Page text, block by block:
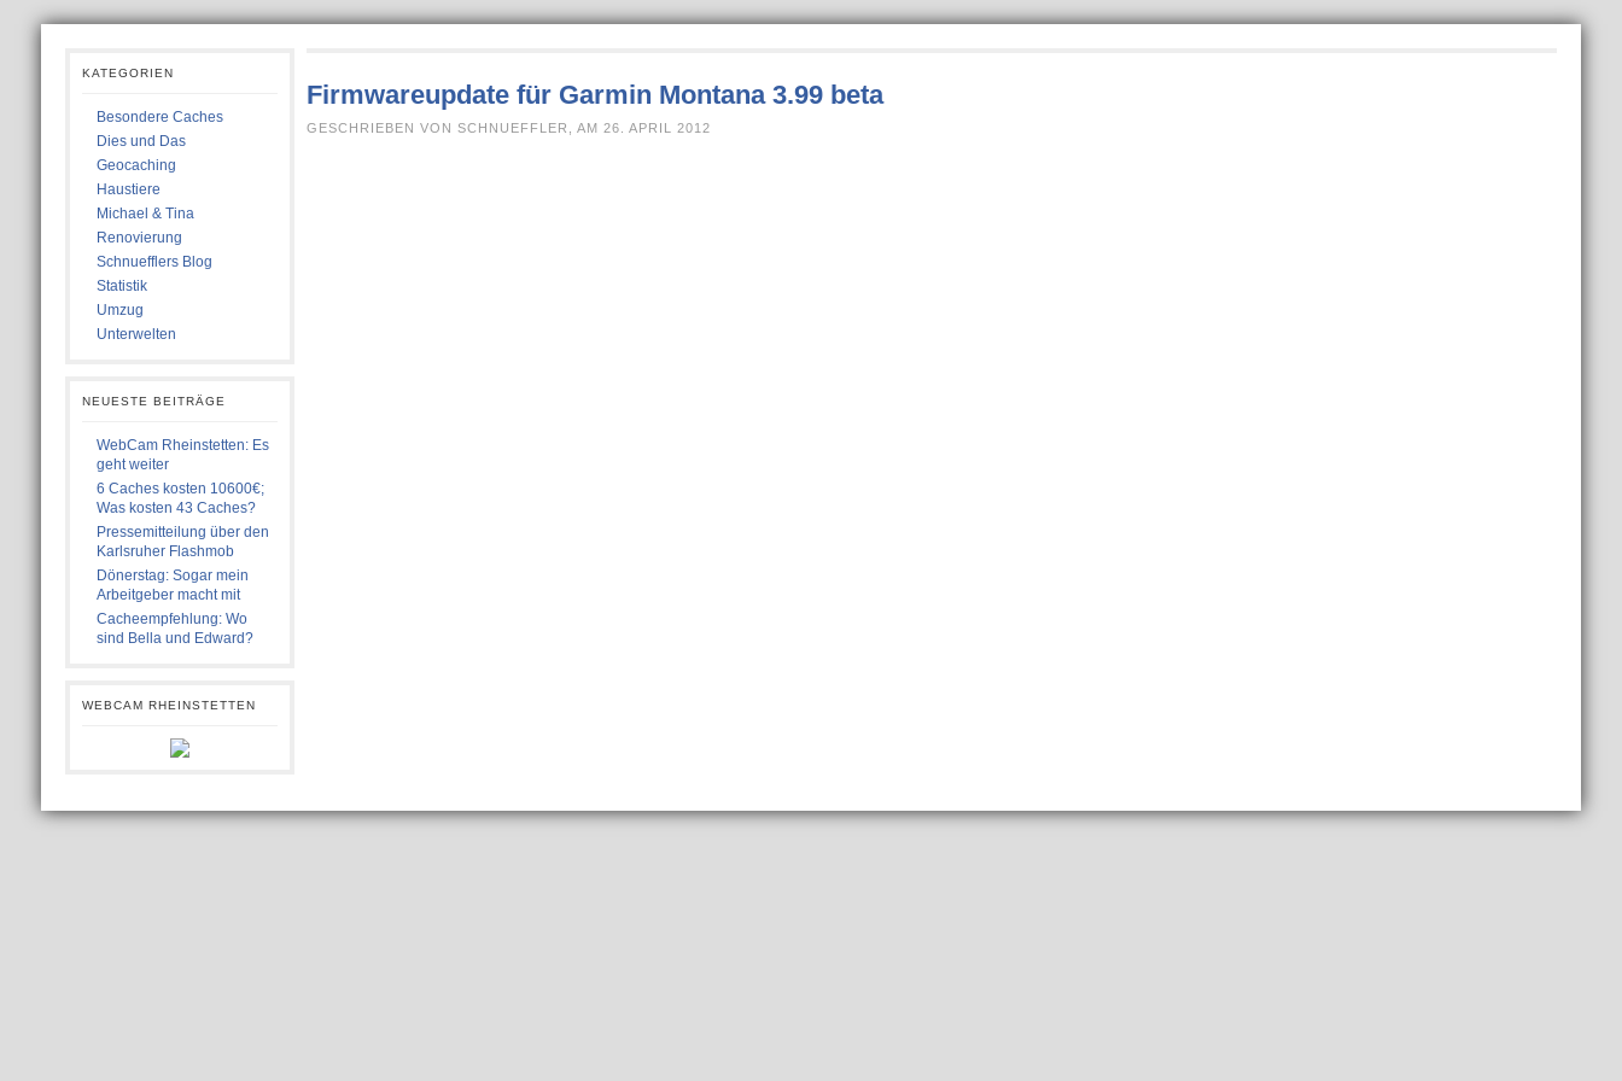
KATEGORIEN
Besondere Caches
Dies und Das
Geocaching
Haustiere
Michael & Tina
Renovierung
Schnuefflers Blog
Statistik
Umzug
Unterwelten
NEUESTE BEITRÄGE
WebCam Rheinstetten: Es
geht weiter
6 Caches kosten 10600€;
Was kosten 43 Caches?
Pressemitteilung über den
Karlsruher Flashmob
Dönerstag: Sogar mein
Arbeitgeber macht mit
Cacheempfehlung: Wo
sind Bella und Edward?
WEBCAM RHEINSTETTEN
Firmwareupdate für Garmin Montana 3.99 beta
GESCHRIEBEN VON SCHNUEFFLER, AM 26. APRIL 2012